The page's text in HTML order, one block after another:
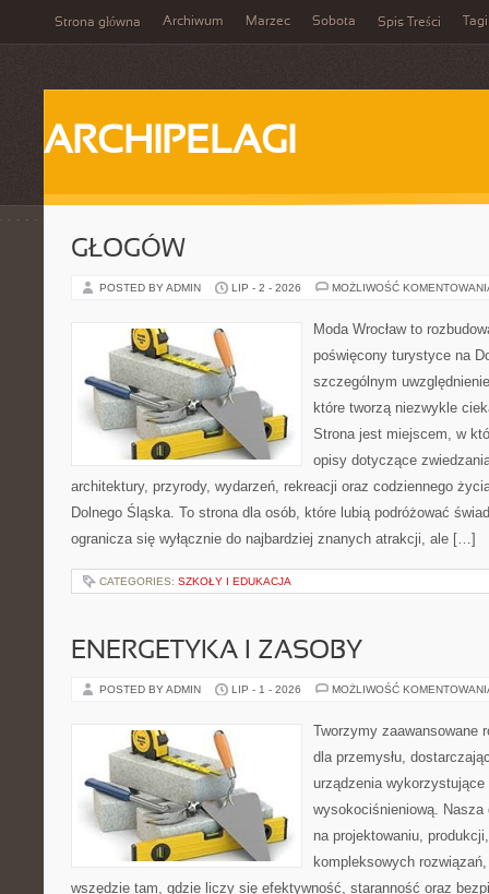
Strona główna Archiwum Marzec Sobota Spis Treści Tagi
ARCHIPELAGI
GŁOGÓW
POSTED BY ADMIN LIP - 2 - 2026 MOŻLIWOŚĆ
Moda Wrocław to
poświęcony turystyce na
szczególnym
które tworzą niezwykle
Strona jest miejscem, w
opisy dotyczące
architektury, przyrody, wydarzeń, rekreacji oraz codziennego
Dolnego Śląska. To strona dla osób, które lubią podróżować
ogranicza się wyłącznie do najbardziej znanych atrakcji, ale […]
CATEGORIES: SZKOŁY I EDUKACJA
ENERGETYKA I ZASOBY
POSTED BY ADMIN LIP - 1 - 2026 MOŻLIWOŚĆ
Tworzymy zaawansowane
dla przemysłu,
urządzenia wykorzystujące
wysokociśnieniową. Nasza
na projektowaniu,
kompleksowych
wszędzie tam, gdzie liczy się efektywność, staranność oraz